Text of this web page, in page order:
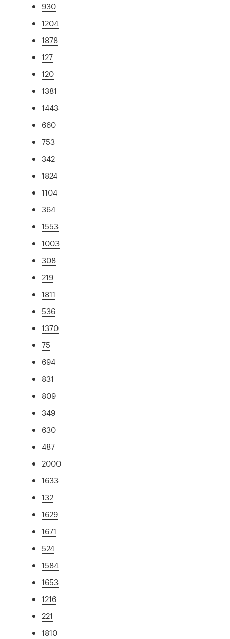
930
1204
1878
127
120
1381
1443
660
753
342
1824
1104
364
1553
1003
308
219
1811
536
1370
75
694
831
809
349
630
487
2000
1633
132
1629
1671
524
1584
1653
1216
221
1810